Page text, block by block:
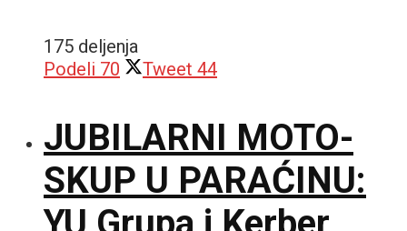
175 deljenja
Podeli 70 Tweet 44
JUBILARNI MOTO-
SKUP U PARAĆINU: